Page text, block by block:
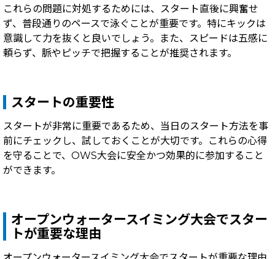
これらの問題に対処するためには、スタート直後に興奮せ
ず、普段通りのペースで泳ぐことが重要です。特にキックは
意識して力を抜くと良いでしょう。また、スピードは五感に
頼らず、脈やピッチで把握することが推奨されます。
スタートの重要性
スタートが非常に重要であるため、当日のスタート方法を事
前にチェックし、試しておくことが大切です。これらの心得
を守ることで、OWS大会に安全かつ効果的に参加すること
ができます。
オープンウォータースイミング大会でスター
トが重要な理由